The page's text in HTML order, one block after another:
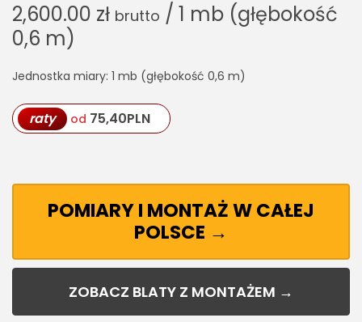
2,600.00 zł brutto / 1 mb (głębokość
0,6 m)
Jednostka miary: 1 mb (głębokość 0,6 m)
raty od 75,40PLN
POMIARY I MONTAŻ W CAŁEJ
POLSCE →
ZOBACZ BLATY Z MONTAŻEM →